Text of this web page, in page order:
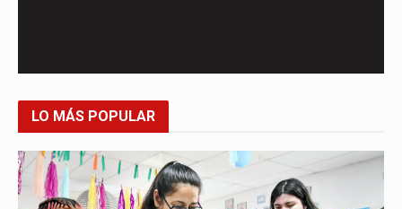
LO MÁS POPULAR